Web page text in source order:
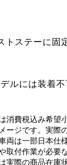
トステーに固
ルには装着不
消費税込み希望
ージです。実際
両は一部日本仕
取付作業が必要
実際の商品在庫